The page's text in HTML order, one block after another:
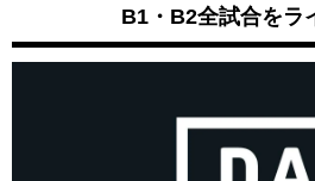
B1・B2全試合をラ